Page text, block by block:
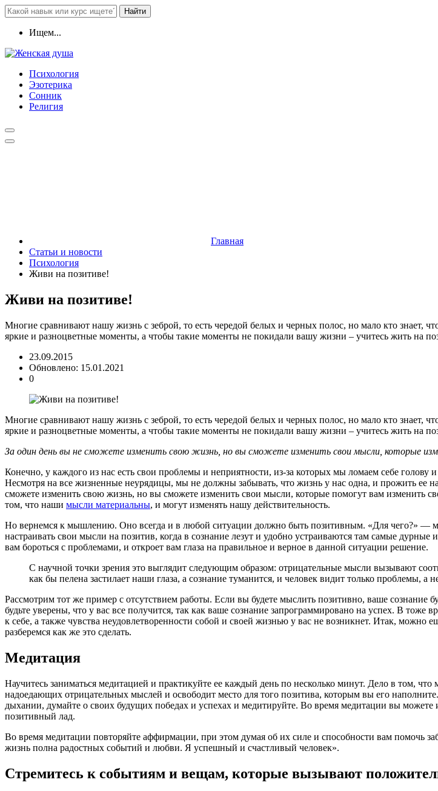
Найти
Ищем...
Психология
Эзотерика
Сонник
Религия
Главная
Статьи и новости
Психология
Живи на позитиве!
Живи на позитиве!
Многие сравнивают нашу жизнь с зеброй, то есть чередой белых и черных полос, но мало кто знает,
яркие и разноцветные моменты, а чтобы такие моменты не покидали вашу жизни – учитесь жить на
23.09.2015
Обновлено: 15.01.2021
0
Многие сравнивают нашу жизнь с зеброй, то есть чередой белых и черных полос, но мало кто знает,
яркие и разноцветные моменты, а чтобы такие моменты не покидали вашу жизни – учитесь жить на
За один день вы не сможете изменить свою жизнь, но вы сможете изменить свои мысли, которые
Конечно, у каждого из нас есть свои проблемы и неприятности, из-за которых мы ломаем себе
Несмотря на все жизненные неурядицы, мы не должны забывать, что жизнь у нас одна, и прожить ее
сможете изменить свою жизнь, но вы сможете изменить свои мысли, которые помогут вам изменить
том, что наши мысли материальны, и могут изменять нашу действительность.
Но вернемся к мышлению. Оно всегда и в любой ситуации должно быть позитивным. «Для чего?» —
настраивать свои мысли на позитив, когда в сознание лезут и удобно устраиваются там самые
вам бороться с проблемами, и откроет вам глаза на правильное и верное в данной ситуации решение.
С научной точки зрения это выглядит следующим образом: отрицательные мысли вызывают
как бы пелена застилает наши глаза, а сознание туманится, и человек видит только проблемы, а
Рассмотрим тот же пример с отсутствием работы. Если вы будете мыслить позитивно, ваше сознание
будьте уверены, что у вас все получится, так как ваше сознание запрограммировано на успех. В
к себе, а также чувства неудовлетворенности собой и своей жизнью у вас не возникнет. Итак, можно
разберемся как же это сделать.
Медитация
Научитесь заниматься медитацией и практикуйте ее каждый день по несколько минут. Дело в том,
надоедающих отрицательных мыслей и освободит место для того позитива, которым вы его
дыхании, думайте о своих будущих победах и успехах и медитируйте. Во время медитации вы можете
позитивный лад.
Во время медитации повторяйте аффирмации, при этом думая об их силе и способности вам
жизнь полна радостных событий и любви. Я успешный и счастливый человек».
Стремитесь к событиям и вещам, которые вызывают